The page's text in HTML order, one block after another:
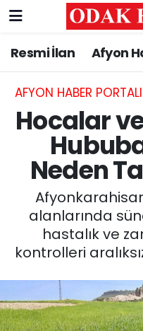
Resmi İlan Afyon
AFYON HABER
Hocalar
Neden
alanlarında
hastalık ve
kontrolleri
Resmi İlan
ASAYİŞ
GÜNCEL
SİYASET
EĞİTİM
SAĞLIK
Nöbetçi
Hava Durumu
Trafik Durumu
Süper Lig Puan
Tüm Manşetler
Son Dakika